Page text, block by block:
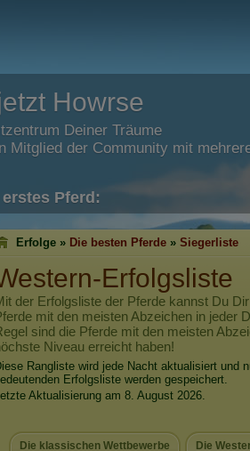
Howrse
Deiner Träume
Mitglied der Community mit
Pferd:
Erfolge » Die besten Pferde » Siegerliste
Erfolgsliste
der Erfolgsliste der Pferde kannst Du
mit den meisten Abzeichen in jeder
sind die Pferde mit den meisten
Niveau erreicht haben!
Rangliste wird jede Nacht aktualisiert und
Erfolgsliste werden gespeichert.
Aktualisierung am 8. August 2026.
Die klassischen Wettbewerbe Die